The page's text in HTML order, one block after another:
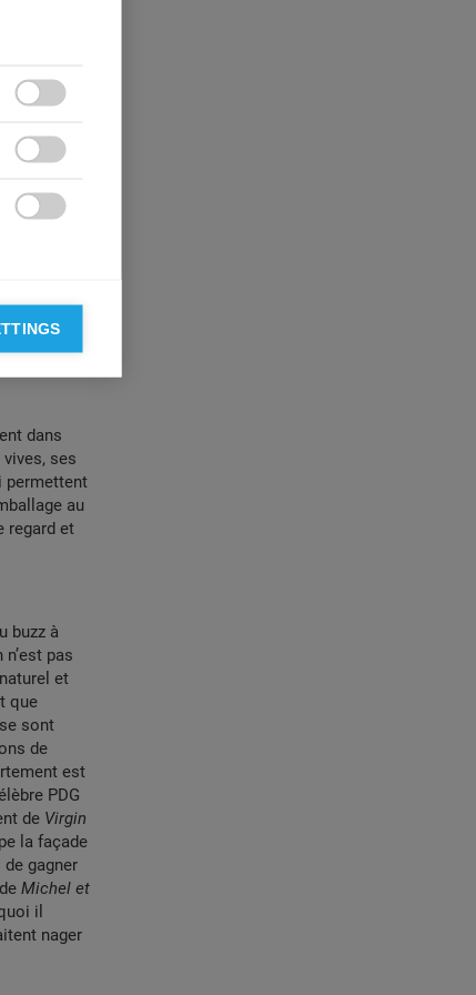
– deux
en tête
moyen
de
dans
ses
permettent
au
regard et
buzz à
pas
et
que
sont
de
est
PDG
de Virgin
la façade
gagner
Michel et
il
nager